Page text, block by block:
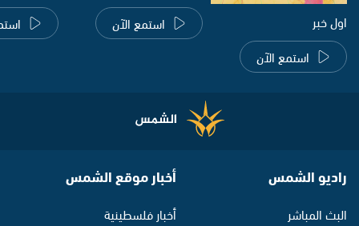
اول خبر
استمع الآن
استمع الآن
راديو الشمس
البث المباشر
أخبار موقع الشمس
أخبار فلسطينية